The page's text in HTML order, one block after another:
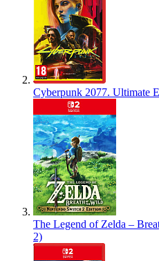
Cyberpunk 2077. Ultimate
The Legend of Zelda –
2)